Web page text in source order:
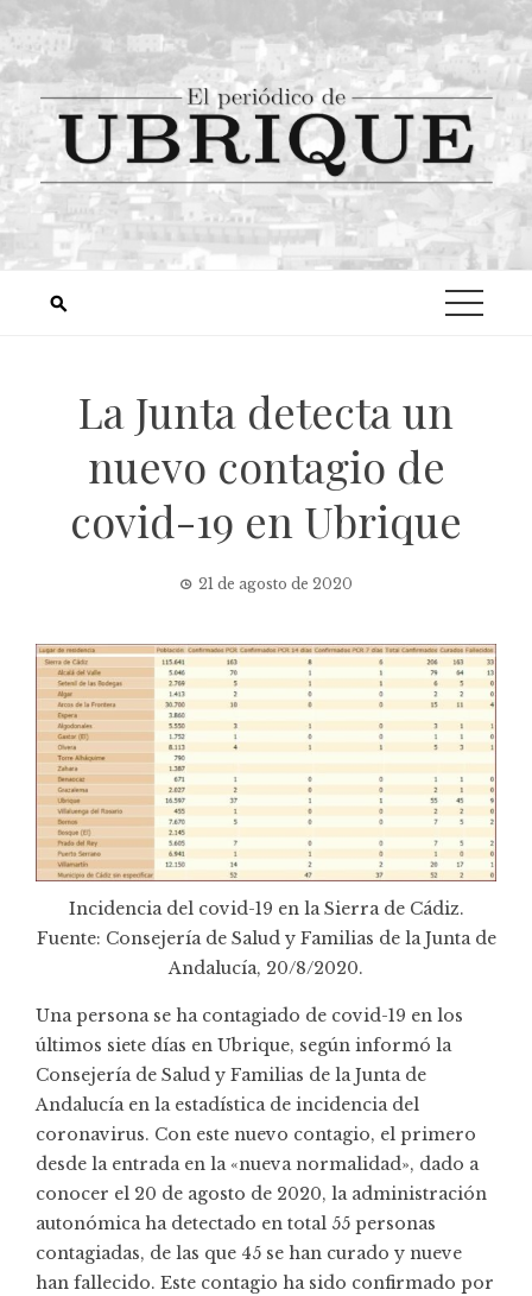
La Junta detecta un
nuevo contagio de
covid-19 en Ubrique
21 de agosto de 2020
Incidencia del covid-19 en la Sierra de Cádiz.
Fuente: Consejería de Salud y Familias de la Junta de
Andalucía, 20/8/2020.
Una persona se ha contagiado de covid-19 en los
últimos siete días en Ubrique, según informó la
Consejería de Salud y Familias de la Junta de
Andalucía en la estadísticade incidencia del
coronavirus. Con este nuevo contagio, el primero
desde la entrada en la «nueva normalidad», dado a
conocer el 20 de agosto de 2020, la administración
autonómica ha detectado en total 55 personas
contagiadas, de las que 45 se han curado y nueve
han fallecido. Este contagio ha sido confirmado por